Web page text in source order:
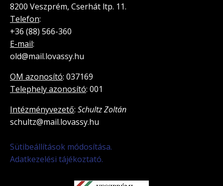
8200 Veszprém, Cserhát ltp. 11.
Telefon:
+36 (88) 566-360
E-mail:
old@mail.lovassy.hu
OM azonosító: 037169
Telephely azonosító: 001
Intézményvezető: Schultz Zoltán
schultz@mail.lovassy.hu
Sütibeállítások módosítása.
Adatkezelési tájékoztató.